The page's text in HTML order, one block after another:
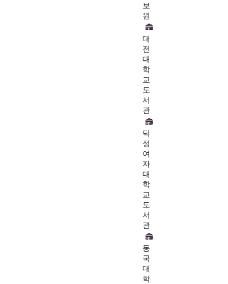
보
원
대
전
대
학
교
도
서
관
덕
성
여
자
대
학
교
도
서
관
동
국
대
학